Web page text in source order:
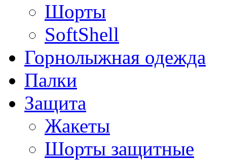
Шорты
SoftShell
Горнолыжная одежда
Палки
Защита
Жакеты
Шорты защитные